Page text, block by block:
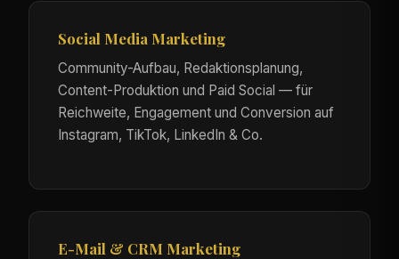
Social Media Marketing
Community-Aufbau, Redaktionsplanung,
Content-Produktion und Paid Social — für
Reichweite, Engagement und Conversion auf
Instagram, TikTok, LinkedIn & Co.
E-Mail & CRM Marketing